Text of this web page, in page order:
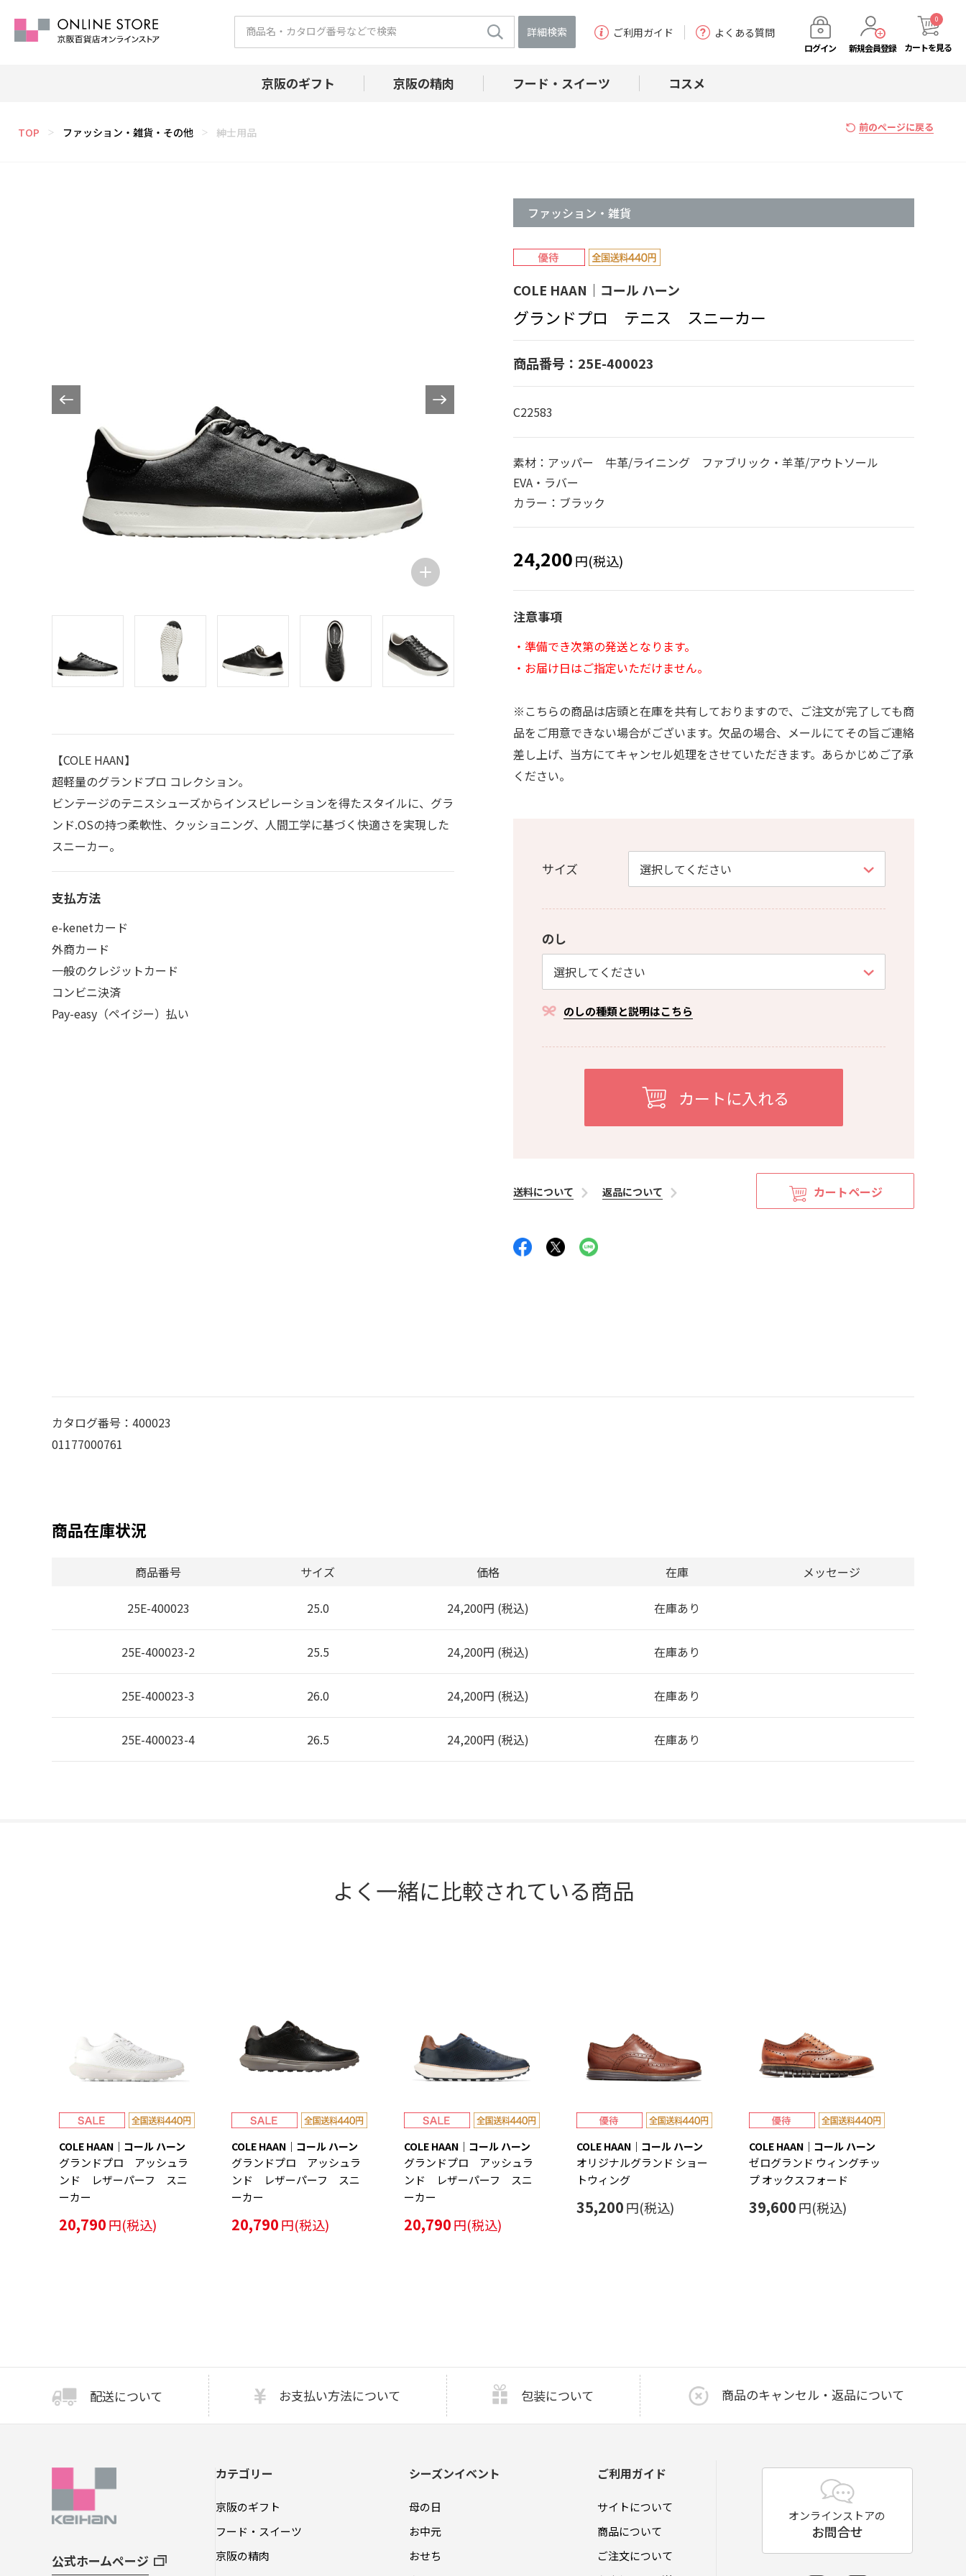
詳細検索 ご利用ガイド よくある質問
ログイン 新規会員登録 カートを見る
0
京阪のギフト 京阪の精肉 フード・スイーツ コスメ
TOP ＞ ファッション・雑貨・その他 ＞ 紳士用品 前のページに戻る
【COLE HAAN】
超軽量のグランドプロ コレクション。
ビンテージのテニスシューズからインスピレーションを得たスタイルに、グラ
ンド.OSの持つ柔軟性、クッショニング、人間工学に基づく快適さを実現した
スニーカー。
支払方法
e-kenetカード
外商カード
一般のクレジットカード
コンビニ決済
Pay-easy（ペイジー）払い
ファッション・雑貨
COLE HAAN｜コール ハーン
グランドプロ テニス スニーカー
商品番号：25E-400023
C22583
素材：アッパー 牛革/ライニング ファブリック・羊革/アウトソール
EVA・ラバー
カラー：ブラック
24,200円(税込)
注意事項
・準備でき次第の発送となります。
・お届け日はご指定いただけません。
※こちらの商品は店頭と在庫を共有しておりますので、ご注文が完了しても商
品をご用意できない場合がございます。欠品の場合、メールにてその旨ご連絡
差し上げ、当方にてキャンセル処理をさせていただきます。あらかじめご了承
ください。
サイズ
のし
のしの種類と説明はこちら
送料について 返品について カートページ
カタログ番号：400023
01177000761
商品在庫状況
商品番号 サイズ 価格 在庫 メッセージ
25E-400023 25.0 24,200円 (税込) 在庫あり
25E-400023-2 25.5 24,200円 (税込) 在庫あり
25E-400023-3 26.0 24,200円 (税込) 在庫あり
25E-400023-4 26.5 24,200円 (税込) 在庫あり
よく一緒に比較されている商品
COLE HAAN｜コール ハーン
グランドプロ アッシュラ
ンド レザーパーフ スニ
ーカー
20,790円(税込)
COLE HAAN｜コール ハーン
グランドプロ アッシュラ
ンド レザーパーフ スニ
ーカー
20,790円(税込)
COLE HAAN｜コール ハーン
グランドプロ アッシュラ
ンド レザーパーフ スニ
ーカー
20,790円(税込)
COLE HAAN｜コール ハーン
オリジナルグランド ショー
トウィング
35,200円(税込)
COLE HAAN｜コール ハーン
ゼログランド ウィングチッ
プ オックスフォード
39,600円(税込)
配送について お支払い方法について 包装について 商品のキャンセル・返品について
公式ホームページ
カテゴリー
京阪のギフト
フード・スイーツ
京阪の精肉
シーズンイベント
母の日
お中元
おせち
ご利用ガイド
サイトについて
商品について
ご注文について
オンラインストアの
お問合せ